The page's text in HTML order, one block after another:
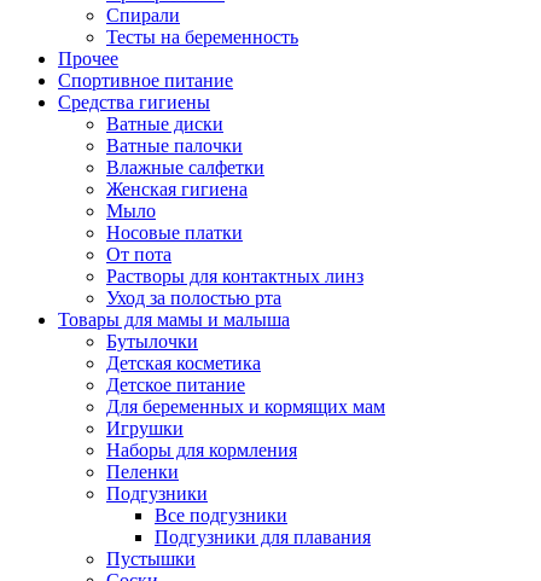
Спирали
Тесты на беременность
Прочее
Спортивное питание
Средства гигиены
Ватные диски
Ватные палочки
Влажные салфетки
Женская гигиена
Мыло
Носовые платки
От пота
Растворы для контактных линз
Уход за полостью рта
Товары для мамы и малыша
Бутылочки
Детская косметика
Детское питание
Для беременных и кормящих мам
Игрушки
Наборы для кормления
Пеленки
Подгузники
Все подгузники
Подгузники для плавания
Пустышки